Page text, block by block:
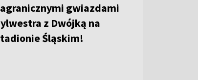
gwiazdami
z Dwójką na
Śląskim!